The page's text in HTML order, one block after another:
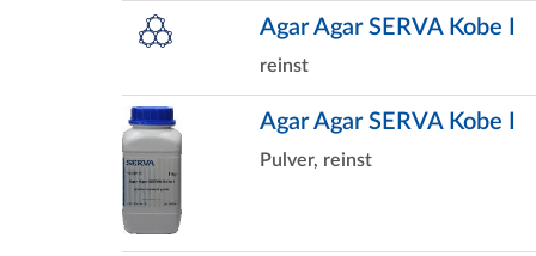
Agar Agar SERVA Kobe I
reinst
Agar Agar SERVA Kobe I
Pulver, reinst